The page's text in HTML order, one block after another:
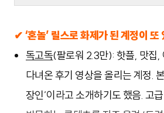
✔ ‘혼놀’ 릴스로 화제가 된 계정이 또
독고독(팔로워 2.3만): 핫플, 맛집,
다녀온 후기 영상을 올리는 계정.
장인’이라고 소개하기도 했음. 고